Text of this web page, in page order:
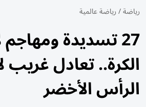
رياضة/رياضة عالمية
27 تسديدة
الكرة.. تعادل غريب
الرأس الأخضر